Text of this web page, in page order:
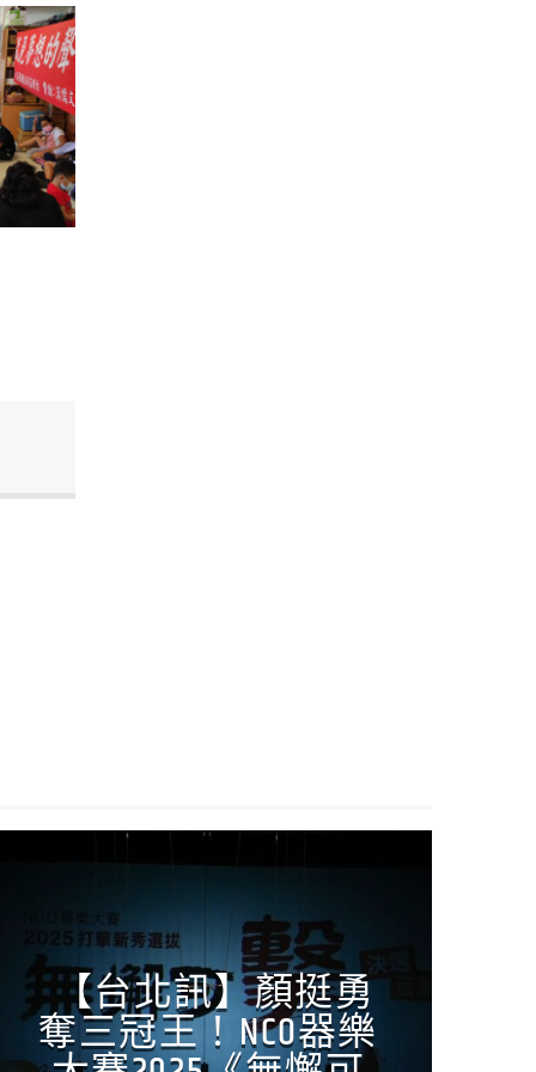
【台北訊】顏挺勇
奪三冠王！NCO器樂